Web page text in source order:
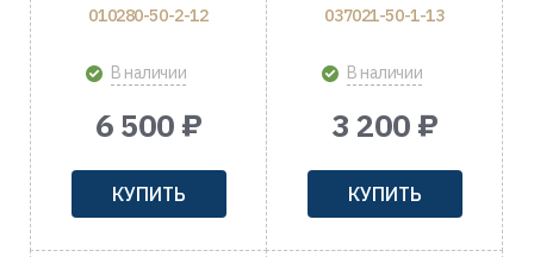
010280-50-2-12
В наличии
6 500 ₽
КУПИТЬ
037021-50-1-13
В наличии
3 200 ₽
КУПИТЬ